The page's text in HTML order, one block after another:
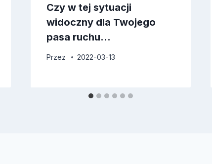
Czy w tej sytuacji
widoczny dla Twojego
pasa ruchu…
Przez 2022-03-13